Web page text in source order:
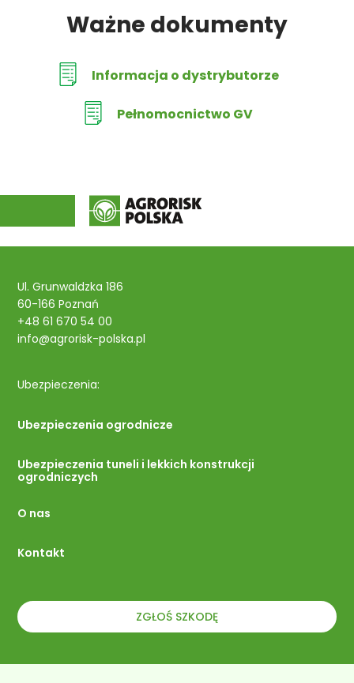
Ważne dokumenty
Informacja o dystrybutorze
Pełnomocnictwo GV
Ul. Grunwaldzka 186
60-166 Poznań
+48 61 670 54 00
info@agrorisk-polska.pl
Ubezpieczenia:
Ubezpieczenia ogrodnicze
Ubezpieczenia tuneli i lekkich konstrukcji
ogrodniczych
O nas
Kontakt
ZGŁOŚ SZKODĘ